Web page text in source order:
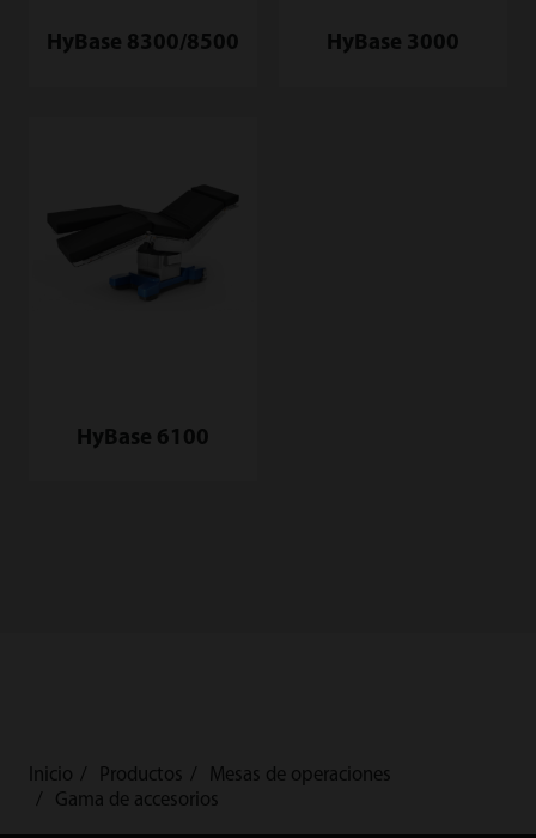
HyBase 8300/8500 HyBase 3000
HyBase 6100
Inicio Productos
Mesas de operaciones
Gama de accesorios